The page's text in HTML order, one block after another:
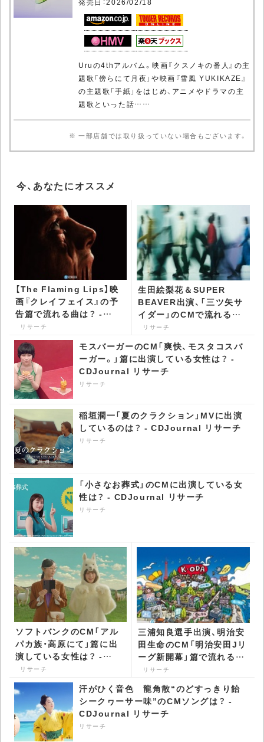
Uruの4thアルバム。映画『クスノキの番人』の主
題歌「傍らにて月夜」や映画『雪風 YUKIKAZE』
の主題歌「手紙」をはじめ、アニメやドラマの主
題歌といった話……
※ 一部店舗では取り扱っていない場合もございます。
今、あなたにオススメ
【The Flaming Lips】映
画『クレイフェイス』の予
告篇で流れる曲は？ -
CDJournal リサーチ
リサーチ
生田絵梨花＆SUPER
BEAVER出演、「三ツ矢サ
イダー」のCMで流れる曲
は？ - CDJournal リサー
リサーチ
モスバーガーのCM「爽快、モスタコスバ
ーガー。」篇に出演している女性は？ -
CDJournal リサーチ
リサーチ
稲垣潤一「夏のクラクション」MVに出演
しているのは？ - CDJournal リサーチ
リサーチ
「小さなお葬式」のCMに出演している女
性は？ - CDJournal リサーチ
リサーチ
ソフトバンクのCM「アル
パカ族・高原にて」篇に出
演している女性は？ -
CDJournal リサーチ
リサーチ
三浦知良選手出演、明治安
田生命のCM「明治安田Jリ
ーグ新開幕」篇で流れる曲
は？ - CDJournal リサー
リサーチ
汗がひく音色 龍角散“のどすっきり飴
シークヮーサー味”のCMソングは？ -
CDJournal リサーチ
リサーチ